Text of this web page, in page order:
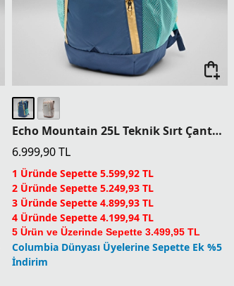
Echo Mountain 25L Teknik Sırt Çantası
6.999,90TL
1 Üründe Sepette 5.599,92 TL
2 Üründe Sepette 5.249,93 TL
3 Üründe Sepette 4.899,93 TL
4 Üründe Sepette 4.199,94 TL
5 Ürün ve Üzerinde Sepette 3.499,95 TL
Columbia Dünyası Üyelerine Sepette Ek %5
İndirim